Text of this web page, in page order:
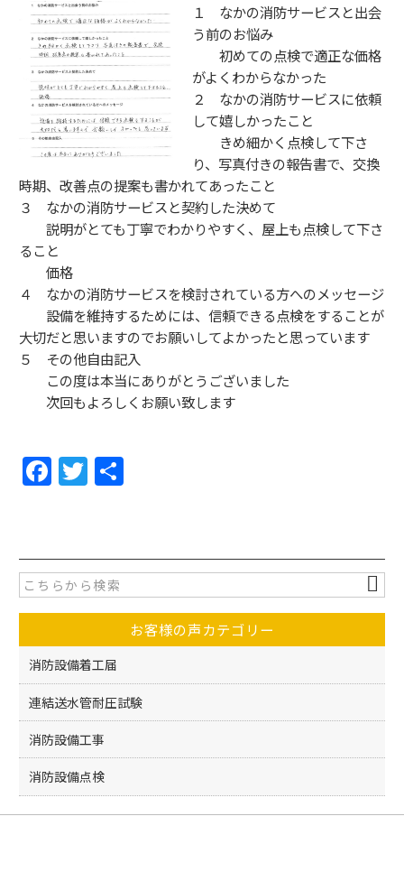
１ なかの消防サービスと出会
う前のお悩み
初めての点検で適正な価格
がよくわからなかった
２ なかの消防サービスに依頼
して嬉しかったこと
きめ細かく点検して下さ
り、写真付きの報告書で、交換
時期、改善点の提案も書かれてあったこと
３ なかの消防サービスと契約した決めて
説明がとても丁寧でわかりやすく、屋上も点検して下さ
ること
価格
４ なかの消防サービスを検討されている方へのメッセージ
設備を維持するためには、信頼できる点検をすることが
大切だと思いますのでお願いしてよかったと思っています
５ その他自由記入
この度は本当にありがとうございました
次回もよろしくお願い致します
F
e
b
o
o
k
T
er
お客様の声カテゴリー
消防設備着工届
連結送水管耐圧試験
消防設備工事
消防設備点検